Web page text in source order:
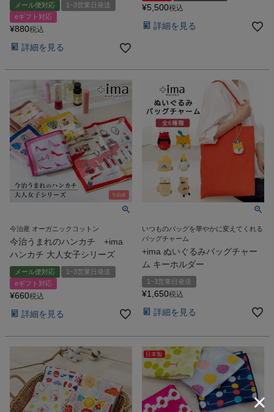
メール便対応
1~3営業日発送
eギフト対応
¥880税込
詳細を見る
¥5,500税込
詳細を見る
今治産 オーガニックコットン
今治うまれのハンカチ +ima
ハンカチ 大人女子シリーズ
メール便対応
1~3営業日発送
eギフト対応
¥660税込
詳細を見る
いつものバッグを華やかに変えてくれる
バッグチャーム
+ima ぬいぐるみバッグチャー
ム キーホルダー
1~3営業日発送
¥1,650税込
詳細を見る